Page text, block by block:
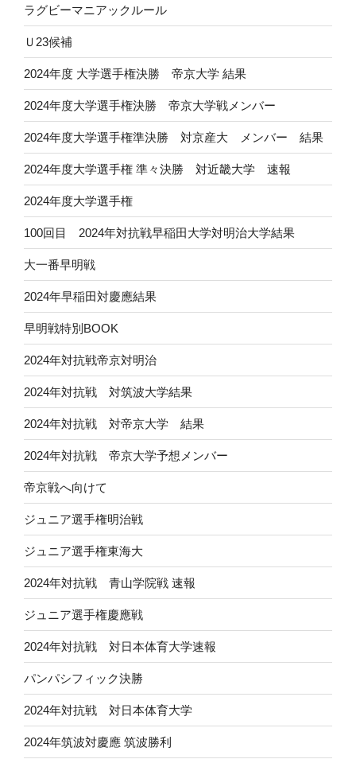
ラグビーマニアックルール
Ｕ23候補
2024年度 大学選手権決勝 帝京大学 結果
2024年度大学選手権決勝 帝京大学戦メンバー
2024年度大学選手権準決勝 対京産大 メンバー 結果
2024年度大学選手権 準々決勝 対近畿大学 速報
2024年度大学選手権
100回目 2024年対抗戦早稲田大学対明治大学結果
大一番早明戦
2024年早稲田対慶應結果
早明戦特別BOOK
2024年対抗戦帝京対明治
2024年対抗戦 対筑波大学結果
2024年対抗戦 対帝京大学 結果
2024年対抗戦 帝京大学予想メンバー
帝京戦へ向けて
ジュニア選手権明治戦
ジュニア選手権東海大
2024年対抗戦 青山学院戦 速報
ジュニア選手権慶應戦
2024年対抗戦 対日本体育大学速報
パンパシフィック決勝
2024年対抗戦 対日本体育大学
2024年筑波対慶應 筑波勝利